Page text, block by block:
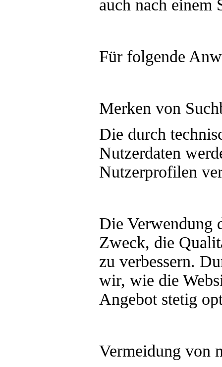
auch nach einem
Für folgende
Merken von
Die durch
Nutzerdaten
Nutzerprofilen
Die Verwendung
Zweck, die
zu verbessern.
wir, wie die
Angebot stetig
Vermeidung von